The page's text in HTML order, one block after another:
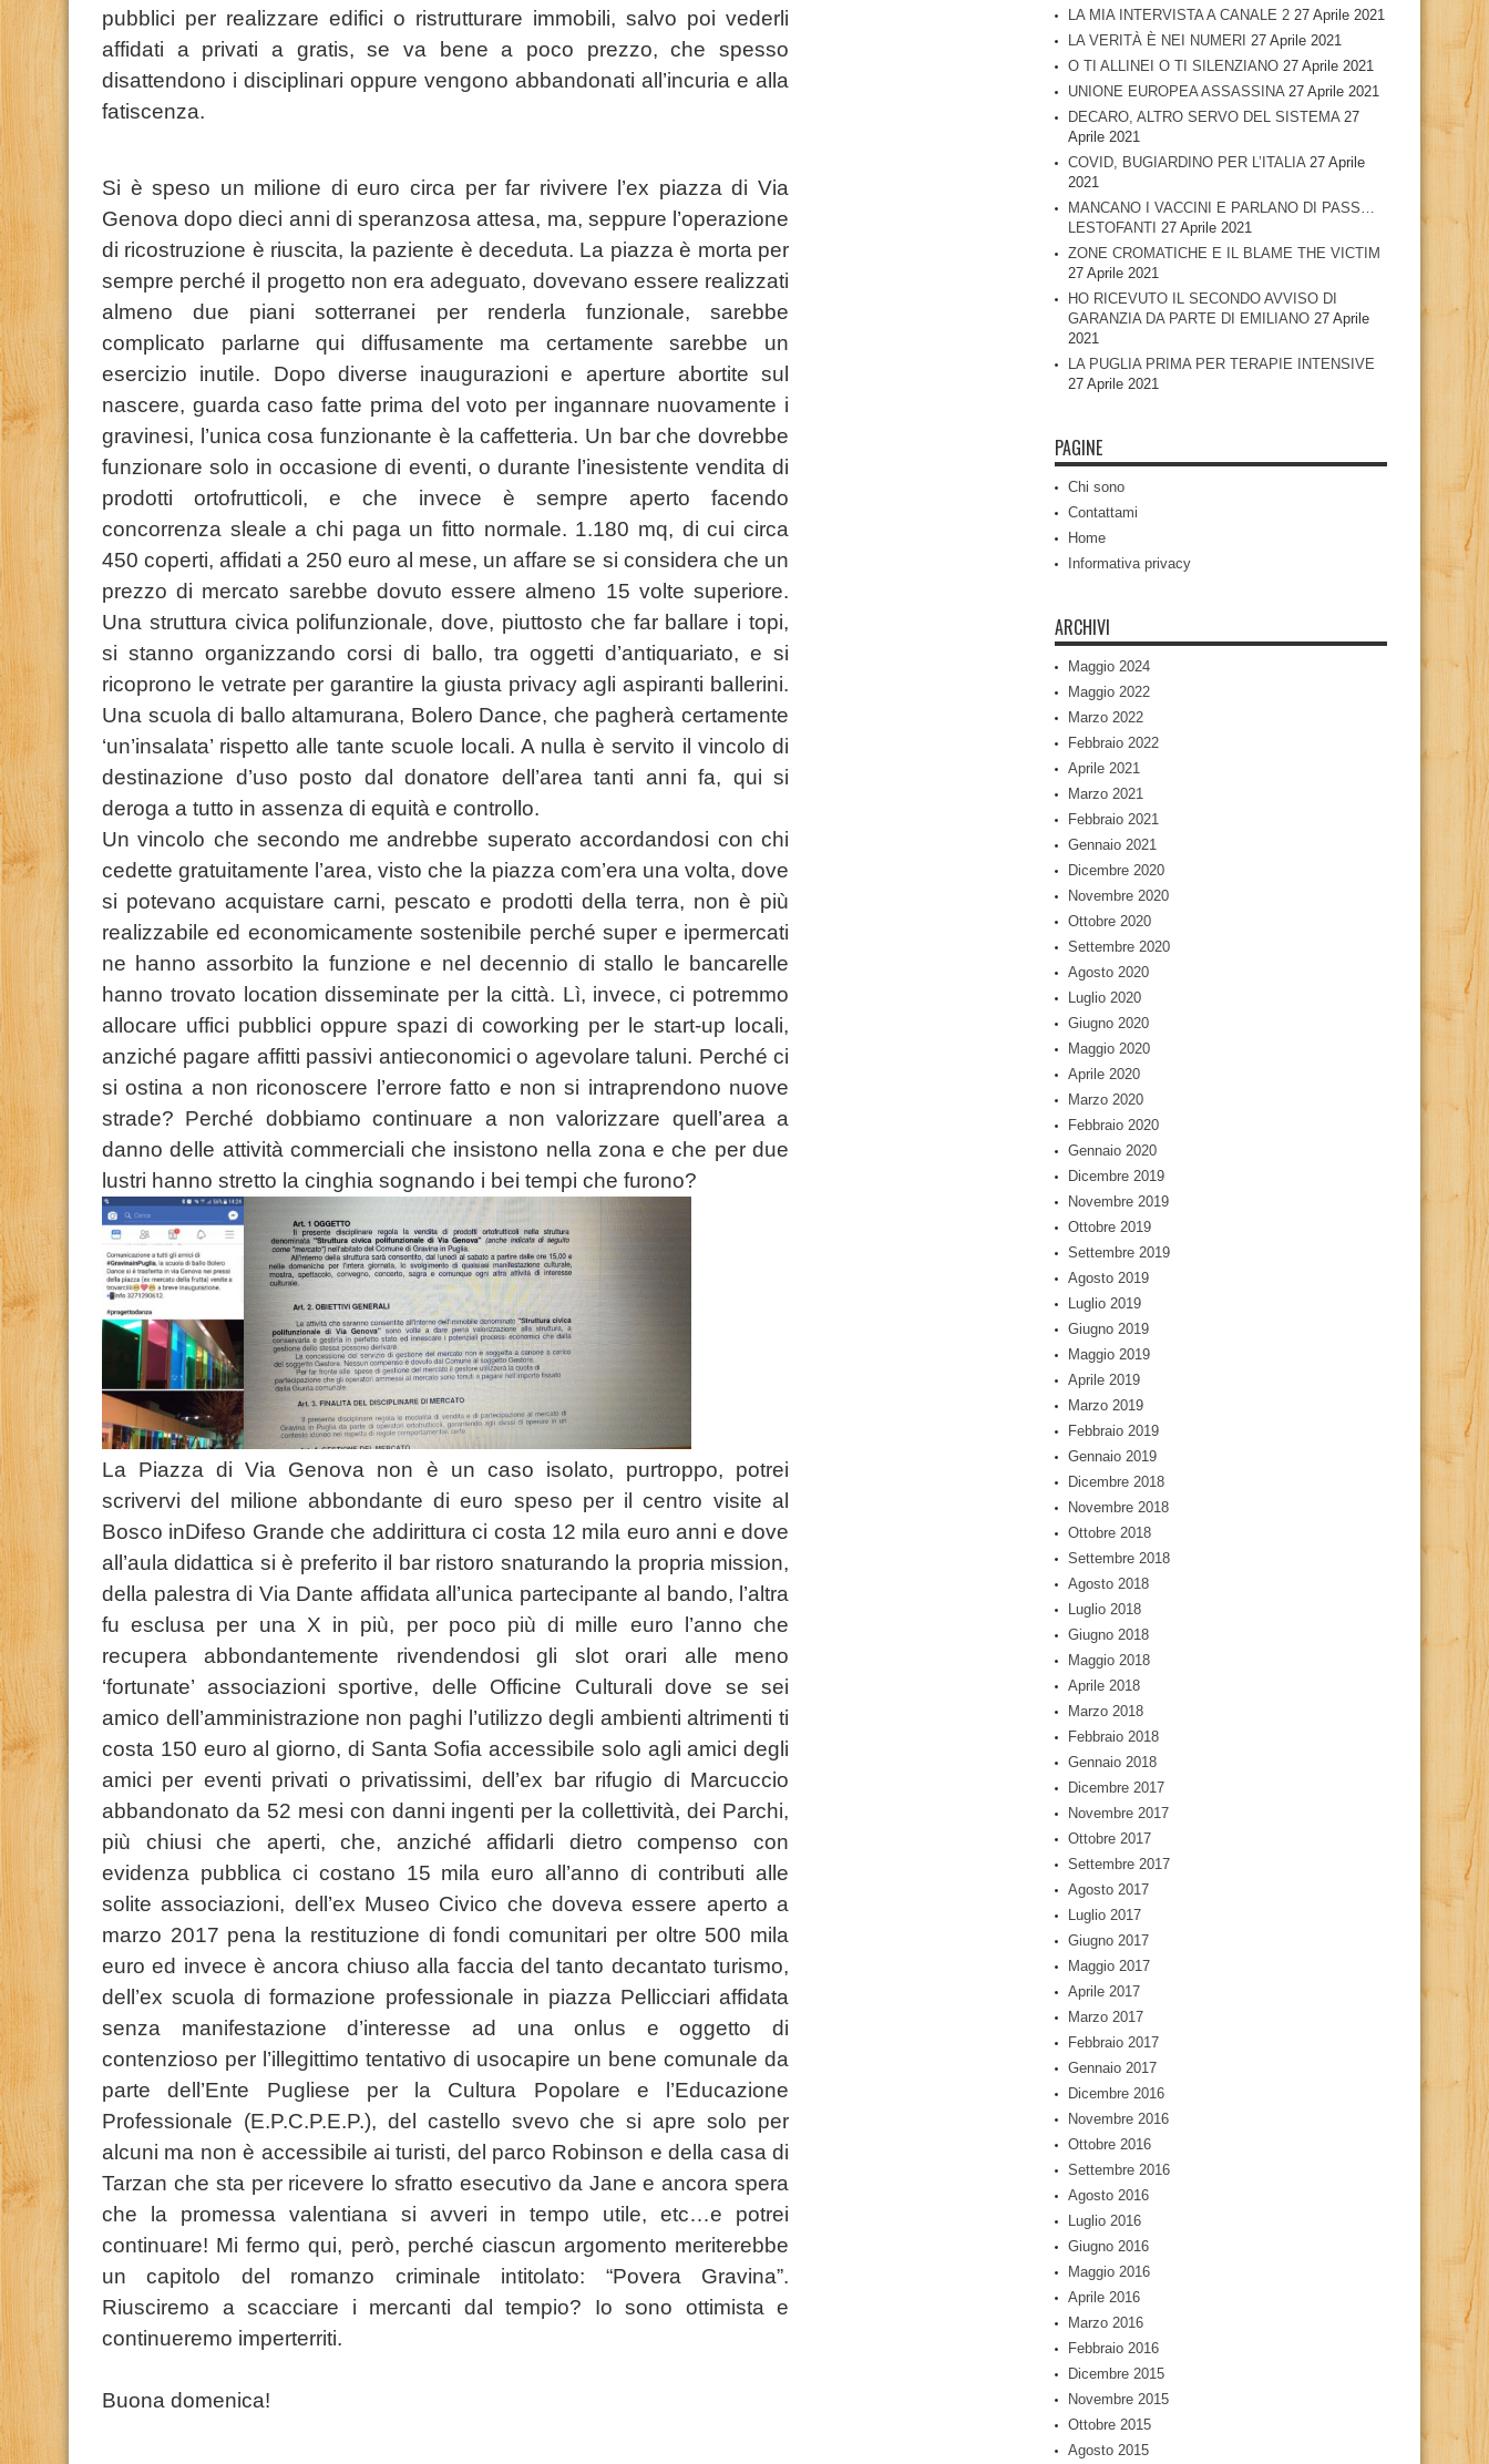
pubblici per realizzare edifici o ristrutturare immobili, salvo poi vederli
affidati a privati a gratis, se va bene a poco prezzo, che spesso
disattendono i disciplinari oppure vengono abbandonati all’incuria e alla
fatiscenza.
Si è speso un milione di euro circa per far rivivere l’ex piazza di Via
Genova dopo dieci anni di speranzosa attesa, ma, seppure l’operazione
di ricostruzione è riuscita, la paziente è deceduta. La piazza è morta per
sempre perché il progetto non era adeguato, dovevano essere realizzati
almeno due piani sotterranei per renderla funzionale, sarebbe
complicato parlarne qui diffusamente ma certamente sarebbe un
esercizio inutile. Dopo diverse inaugurazioni e aperture abortite sul
nascere, guarda caso fatte prima del voto per ingannare nuovamente i
gravinesi, l’unica cosa funzionante è la caffetteria. Un bar che dovrebbe
funzionare solo in occasione di eventi, o durante l’inesistente vendita di
prodotti ortofrutticoli, e che invece è sempre aperto facendo
concorrenza sleale a chi paga un fitto normale. 1.180 mq, di cui circa
450 coperti, affidati a 250 euro al mese, un affare se si considera che un
prezzo di mercato sarebbe dovuto essere almeno 15 volte superiore.
Una struttura civica polifunzionale, dove, piuttosto che far ballare i topi,
si stanno organizzando corsi di ballo, tra oggetti d’antiquariato, e si
ricoprono le vetrate per garantire la giusta privacy agli aspiranti ballerini.
Una scuola di ballo altamurana, Bolero Dance, che pagherà certamente
‘un’insalata’ rispetto alle tante scuole locali. A nulla è servito il vincolo di
destinazione d’uso posto dal donatore dell’area tanti anni fa, qui si
deroga a tutto in assenza di equità e controllo.
Un vincolo che secondo me andrebbe superato accordandosi con chi
cedette gratuitamente l’area, visto che la piazza com’era una volta, dove
si potevano acquistare carni, pescato e prodotti della terra, non è più
realizzabile ed economicamente sostenibile perché super e ipermercati
ne hanno assorbito la funzione e nel decennio di stallo le bancarelle
hanno trovato location disseminate per la città. Lì, invece, ci potremmo
allocare uffici pubblici oppure spazi di coworking per le start-up locali,
anziché pagare affitti passivi antieconomici o agevolare taluni. Perché ci
si ostina a non riconoscere l’errore fatto e non si intraprendono nuove
strade? Perché dobbiamo continuare a non valorizzare quell’area a
danno delle attività commerciali che insistono nella zona e che per due
lustri hanno stretto la cinghia sognando i bei tempi che furono?
La Piazza di Via Genova non è un caso isolato, purtroppo, potrei
scrivervi del milione abbondante di euro speso per il centro visite al
Bosco inDifeso Grande che addirittura ci costa 12 mila euro anni e dove
all’aula didattica si è preferito il bar ristoro snaturando la propria mission,
della palestra di Via Dante affidata all’unica partecipante al bando, l’altra
fu esclusa per una X in più, per poco più di mille euro l’anno che
recupera abbondantemente rivendendosi gli slot orari alle meno
‘fortunate’ associazioni sportive, delle Officine Culturali dove se sei
amico dell’amministrazione non paghi l’utilizzo degli ambienti altrimenti ti
costa 150 euro al giorno, di Santa Sofia accessibile solo agli amici degli
amici per eventi privati o privatissimi, dell’ex bar rifugio di Marcuccio
abbandonato da 52 mesi con danni ingenti per la collettività, dei Parchi,
più chiusi che aperti, che, anziché affidarli dietro compenso con
evidenza pubblica ci costano 15 mila euro all’anno di contributi alle
solite associazioni, dell’ex Museo Civico che doveva essere aperto a
marzo 2017 pena la restituzione di fondi comunitari per oltre 500 mila
euro ed invece è ancora chiuso alla faccia del tanto decantato turismo,
dell’ex scuola di formazione professionale in piazza Pellicciari affidata
senza manifestazione d’interesse ad una onlus e oggetto di
contenzioso per l’illegittimo tentativo di usocapire un bene comunale da
parte dell’Ente Pugliese per la Cultura Popolare e l’Educazione
Professionale (E.P.C.P.E.P.), del castello svevo che si apre solo per
alcuni ma non è accessibile ai turisti, del parco Robinson e della casa di
Tarzan che sta per ricevere lo sfratto esecutivo da Jane e ancora spera
che la promessa valentiana si avveri in tempo utile, etc…e potrei
continuare! Mi fermo qui, però, perché ciascun argomento meriterebbe
un capitolo del romanzo criminale intitolato: “Povera Gravina”.
Riusciremo a scacciare i mercanti dal tempio? Io sono ottimista e
continueremo imperterriti.
Buona domenica!
LA MIA INTERVISTA A CANALE 2 27 Aprile 2021
LA VERITÀ È NEI NUMERI 27 Aprile 2021
O TI ALLINEI O TI SILENZIANO 27 Aprile 2021
UNIONE EUROPEA ASSASSINA 27 Aprile 2021
DECARO, ALTRO SERVO DEL SISTEMA 27
Aprile 2021
COVID, BUGIARDINO PER L’ITALIA 27 Aprile
2021
MANCANO I VACCINI E PARLANO DI PASS…
LESTOFANTI 27 Aprile 2021
ZONE CROMATICHE E IL BLAME THE VICTIM
27 Aprile 2021
HO RICEVUTO IL SECONDO AVVISO DI
GARANZIA DA PARTE DI EMILIANO 27 Aprile
2021
LA PUGLIA PRIMA PER TERAPIE INTENSIVE
27 Aprile 2021
PAGINE
Chi sono
Contattami
Home
Informativa privacy
ARCHIVI
Maggio 2024
Maggio 2022
Marzo 2022
Febbraio 2022
Aprile 2021
Marzo 2021
Febbraio 2021
Gennaio 2021
Dicembre 2020
Novembre 2020
Ottobre 2020
Settembre 2020
Agosto 2020
Luglio 2020
Giugno 2020
Maggio 2020
Aprile 2020
Marzo 2020
Febbraio 2020
Gennaio 2020
Dicembre 2019
Novembre 2019
Ottobre 2019
Settembre 2019
Agosto 2019
Luglio 2019
Giugno 2019
Maggio 2019
Aprile 2019
Marzo 2019
Febbraio 2019
Gennaio 2019
Dicembre 2018
Novembre 2018
Ottobre 2018
Settembre 2018
Agosto 2018
Luglio 2018
Giugno 2018
Maggio 2018
Aprile 2018
Marzo 2018
Febbraio 2018
Gennaio 2018
Dicembre 2017
Novembre 2017
Ottobre 2017
Settembre 2017
Agosto 2017
Luglio 2017
Giugno 2017
Maggio 2017
Aprile 2017
Marzo 2017
Febbraio 2017
Gennaio 2017
Dicembre 2016
Novembre 2016
Ottobre 2016
Settembre 2016
Agosto 2016
Luglio 2016
Giugno 2016
Maggio 2016
Aprile 2016
Marzo 2016
Febbraio 2016
Dicembre 2015
Novembre 2015
Ottobre 2015
Agosto 2015